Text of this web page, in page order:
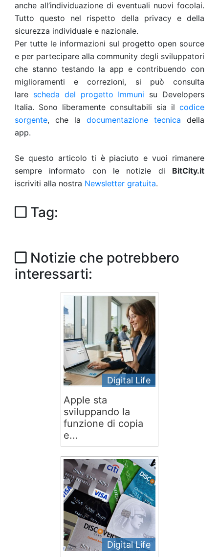
anche all’individuazione di eventuali nuovi focolai.
Tutto questo nel rispetto della privacy e della
sicurezza individuale e nazionale.
Per tutte le informazioni sul progetto open source
e per partecipare alla community degli sviluppatori
che stanno testando la app e contribuendo con
miglioramenti e correzioni, si può consulta
lare scheda del progetto Immuni su Developers
Italia. Sono liberamente consultabili sia il codice
sorgente, che la documentazione tecnica della
app.
Se questo articolo ti è piaciuto e vuoi rimanere
sempre informato con le notizie di BitCity.it
iscriviti alla nostra Newsletter gratuita.
Tag:
Notizie che potrebbero
interessarti:
Digital Life
Apple sta
sviluppando la
funzione di copia
e...
Digital Life